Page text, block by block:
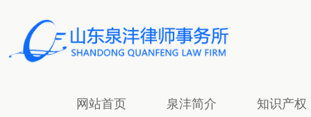
网站首页 泉沣简介 知识产权